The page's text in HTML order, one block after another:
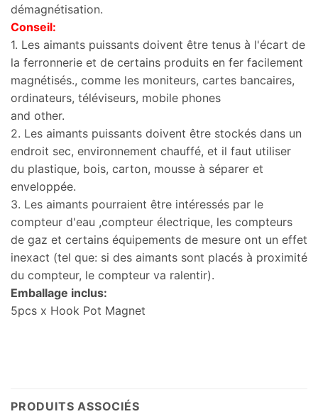
démagnétisation.
Conseil:
1. Les aimants puissants doivent être tenus à l'écart de
la ferronnerie et de certains produits en fer facilement
magnétisés., comme les moniteurs, cartes bancaires,
ordinateurs, téléviseurs, mobile phones
and other.
2. Les aimants puissants doivent être stockés dans un
endroit sec, environnement chauffé, et il faut utiliser
du plastique, bois, carton, mousse à séparer et
enveloppée.
3. Les aimants pourraient être intéressés par le
compteur d'eau ,compteur électrique, les compteurs
de gaz et certains équipements de mesure ont un effet
inexact (tel que: si des aimants sont placés à proximité
du compteur, le compteur va ralentir).
Emballage inclus:
5pcs x Hook Pot Magnet
PRODUITS ASSOCIÉS